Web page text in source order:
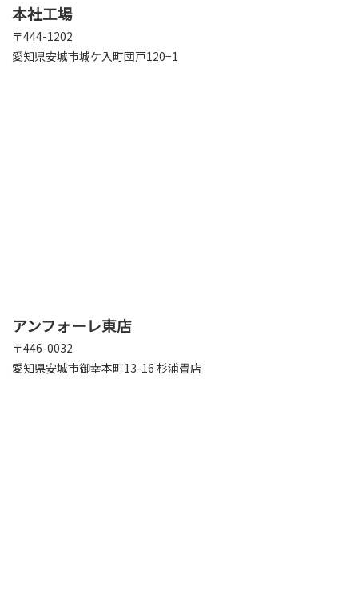
本社工場
〒444-1202
愛知県安城市城ケ入町団戸120−1
アンフォーレ東店
〒446-0032
愛知県安城市御幸本町13-16 杉浦畳店